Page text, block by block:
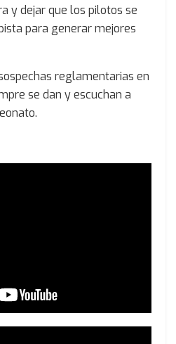
y dejar que los pilotos se
para generar mejores
reglamentarias en
se dan y escuchan a